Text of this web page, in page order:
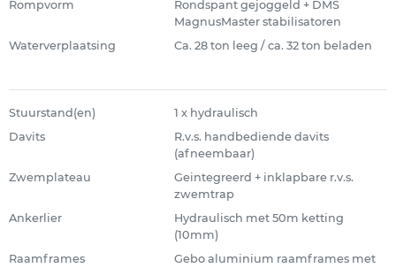
Rompvorm
Rondspant gejoggeld + DMS
MagnusMaster stabilisatoren
Waterverplaatsing
Ca. 28 ton leeg / ca. 32 ton beladen
Stuurstand(en)
1 x hydraulisch
Davits
R.v.s. handbediende davits
(afneembaar)
Zwemplateau
Geintegreerd + inklapbare r.v.s.
zwemtrap
Ankerlier
Hydraulisch met 50m ketting
(10mm)
Raamframes
Gebo aluminium raamframes met